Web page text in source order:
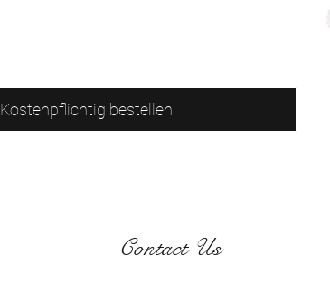
Kostenpflichtig bestellen
Contact Us